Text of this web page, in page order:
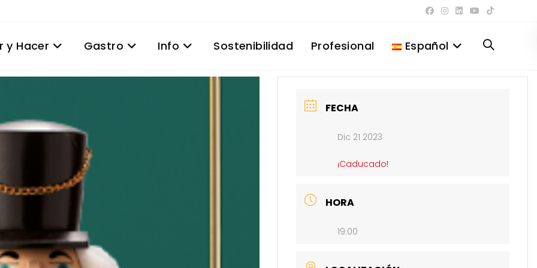
y Hacer Gastro Info Sostenibilidad Profesional Español Alternar
FECHA
Dic 21 2023
¡Caducado!
HORA
19:00